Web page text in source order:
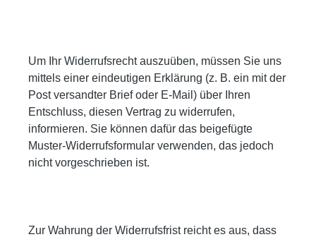
Um Ihr Widerrufsrecht auszuüben, müssen Sie uns
mittels einer eindeutigen Erklärung (z. B. ein mit der
Post versandter Brief oder E-Mail) über Ihren
Entschluss, diesen Vertrag zu widerrufen,
informieren. Sie können dafür das beigefügte
Muster-Widerrufsformular verwenden, das jedoch
nicht vorgeschrieben ist.
Zur Wahrung der Widerrufsfrist reicht es aus, dass